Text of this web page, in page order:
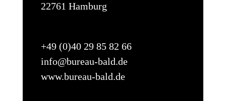
22761 Hamburg
+49 (0)40 29 85 82 66
info@bureau-bald.de
www.bureau-bald.de